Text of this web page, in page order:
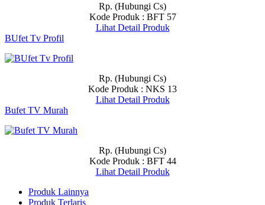
Rp. (Hubungi Cs)
Kode Produk : BFT 57
Lihat Detail Produk
BUfet Tv Profil
Rp. (Hubungi Cs)
Kode Produk : NKS 13
Lihat Detail Produk
Bufet TV Murah
Rp. (Hubungi Cs)
Kode Produk : BFT 44
Lihat Detail Produk
Produk Lainnya
Produk Terlaris